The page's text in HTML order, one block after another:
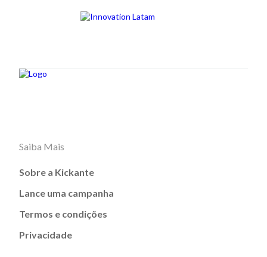
Saiba Mais
Sobre a Kickante
Lance uma campanha
Termos e condições
Privacidade